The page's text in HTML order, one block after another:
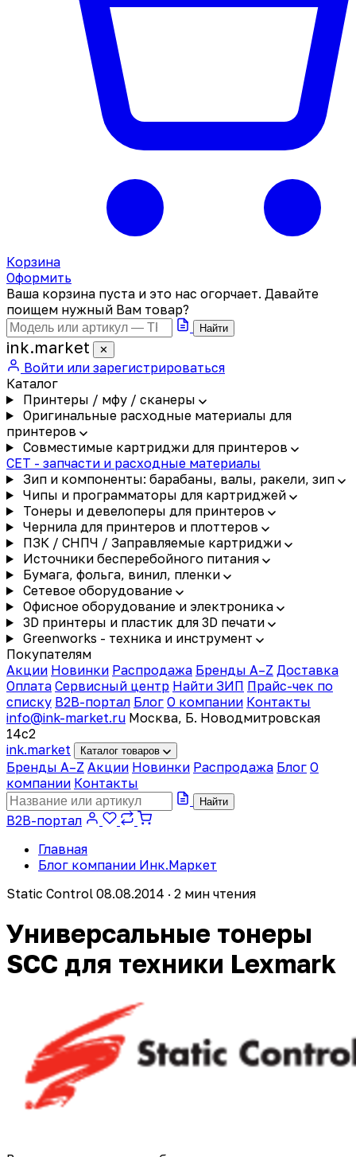
Корзина
Оформить
Ваша корзина пуста и это нас огорчает. Давайте
поищем нужный Вам товар?
Найти
ink.market ✕
Войти или зарегистрироваться
Каталог
Принтеры / мфу / сканеры
Оригинальные расходные материалы для
принтеров
Совместимые картриджи для принтеров
CET - запчасти и расходные материалы
Зип и компоненты: барабаны, валы, ракели, зип
Чипы и программаторы для картриджей
Тонеры и девелоперы для принтеров
Чернила для принтеров и плоттеров
ПЗК / СНПЧ / Заправляемые картриджи
Источники бесперебойного питания
Бумага, фольга, винил, пленки
Сетевое оборудование
Офисное оборудование и электроника
3D принтеры и пластик для 3D печати
Greenworks - техника и инструмент
Покупателям
Акции Новинки Распродажа Бренды A–Z Доставка
Оплата Сервисный центр Найти ЗИП Прайс-чек по
списку B2B-портал Блог О компании Контакты
info@ink-market.ru Москва, Б. Новодмитровская
14с2
ink.market Каталог товаров
Бренды A–Z Акции Новинки Распродажа Блог О
компании Контакты
Найти
B2B-портал
Главная
Блог компании Инк.Маркет
Static Control 08.08.2014 · 2 мин чтения
Универсальные тонеры
SCC для техники Lexmark